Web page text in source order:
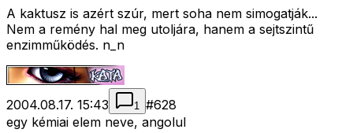
A kaktusz is azért szúr, mert soha nem simogatják...
Nem a remény hal meg utoljára, hanem a sejtszintű
enzimműködés. n_n
2004.08.17. 15:43 1 #628
egy kémiai elem neve, angolul